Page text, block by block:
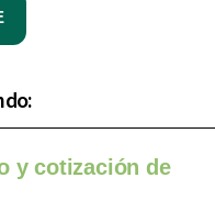
y cotización de